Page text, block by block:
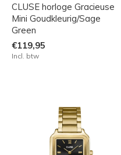
CLUSE horloge Gracieuse
Mini Goudkleurig/Sage
Green
€119,95
Incl. btw